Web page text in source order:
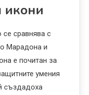
икони
се сравнява с
Марадона и
е почитан за
умения
създадоха